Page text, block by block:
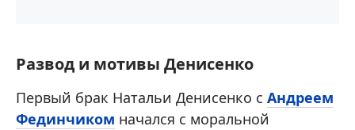
Развод и мотивы Денисенко
Первый брак Натальи Денисенко с Андреем
Фединчиком начался с моральной